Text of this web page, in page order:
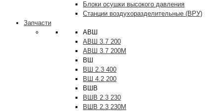
Блоки осушки высокого давления
Станции воздухоразделительные (ВРУ)
Запчасти
АВШ
АВШ 3.7 200
АВШ 3.7 200М
ВШ
ВШ 2.3 400
ВШ 4.2 200
ВШВ
ВШВ 2.3 230
ВШВ 2.3 230М